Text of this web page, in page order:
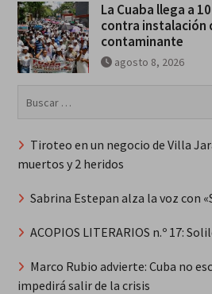
La Cuaba llega a
contra instalación
contaminante
agosto 8, 2026
Tiroteo en un negocio de Villa
muertos y 2 heridos
Sabrina Estepan alza la voz con
ACOPIOS LITERARIOS n.º 17:
Marco Rubio advierte: Cuba no
impedirá salir de la crisis